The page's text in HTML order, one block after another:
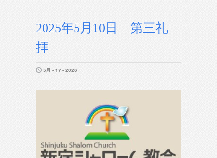
2025年5月10日 第三礼
拝
5月 - 17 - 2026